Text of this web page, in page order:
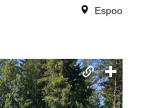
Espoo